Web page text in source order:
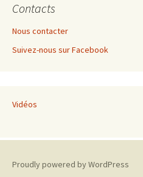
Contacts
Nous contacter
Suivez-nous sur Facebook
Vidéos
Proudly powered by WordPress